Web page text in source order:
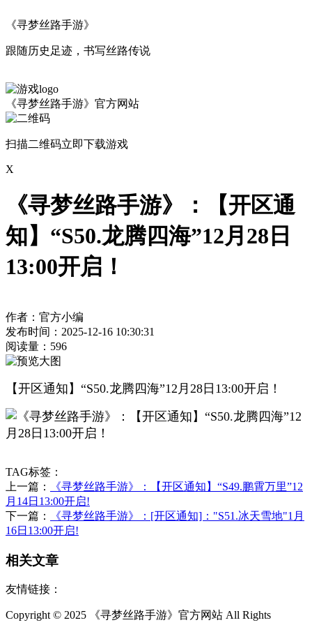
《寻梦丝路手游》
跟随历史足迹，书写丝路传说
《寻梦丝路手游》官方网站
扫描二维码立即下载游戏
X
《寻梦丝路手游》：【开区通
知】“S50.龙腾四海”12月28日
13:00开启！
作者：官方小编
发布时间：2025-12-16 10:30:31
阅读量： 596
【开区通知】“S50.龙腾四海”12月28日13:00开启！
TAG标签：
上一篇：
《寻梦丝路手游》：【开区通知】“S49.鹏霄万里”12
月14日13:00开启!
下一篇：
《寻梦丝路手游》：[开区通知]："S51.冰天雪地"1月
16日13:00开启!
相关文章
友情链接：
Copyright © 2025 《寻梦丝路手游》官方网站 All Rights